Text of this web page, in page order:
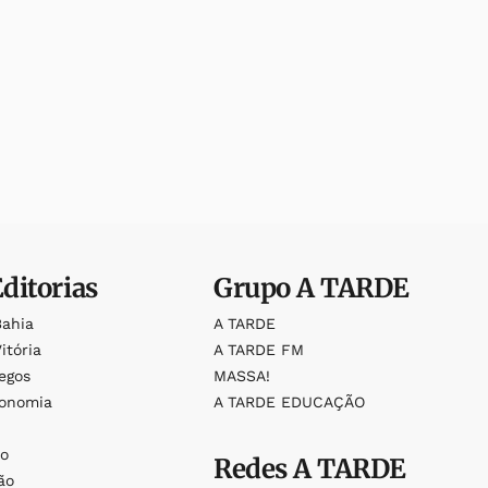
GrupoA TARDE
A TARDE
A TARDE FM
MASSA!
A TARDE EDUCAÇÃO
RedesA TARDE